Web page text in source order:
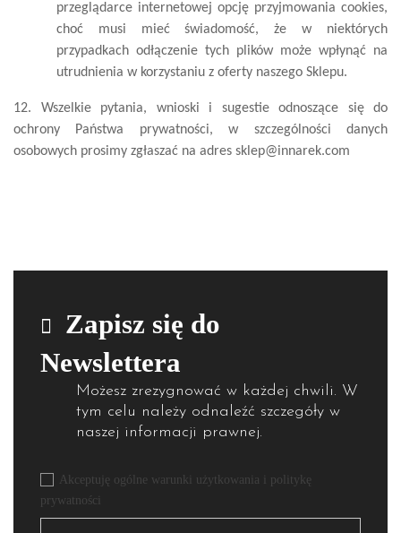
przeglądarce internetowej opcję przyjmowania cookies,
choć musi mieć świadomość, że w niektórych
przypadkach odłączenie tych plików może wpłynąć na
utrudnienia w korzystaniu z oferty naszego Sklepu.
12. Wszelkie pytania, wnioski i sugestie odnoszące się do
ochrony Państwa prywatności, w szczególności danych
osobowych prosimy zgłaszać na adres sklep@innarek.com
Zapisz się do
Newslettera
Możesz zrezygnować w każdej chwili. W
tym celu należy odnaleźć szczegóły w
naszej informacji prawnej.
Akceptuję ogólne warunki użytkowania i politykę
prywatności